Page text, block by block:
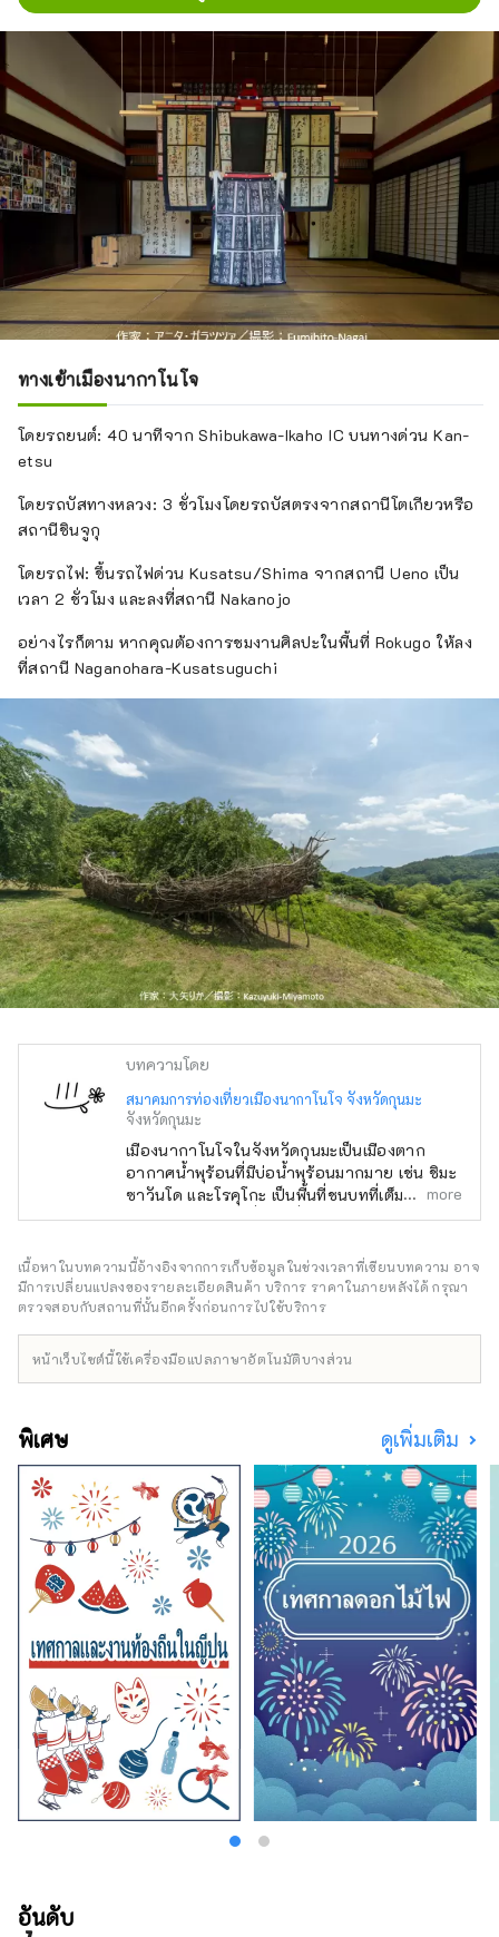
ทางเข้าเมืองนากาโนโจ
โดยรถยนต์: 40 นาทีจาก Shibukawa-Ikaho IC บนทางด่วน Kan-
etsu
โดยรถบัสทางหลวง: 3 ชั่วโมงโดยรถบัสตรงจากสถานีโตเกียวหรือ
สถานีชินจูกุ
โดยรถไฟ: ขึ้นรถไฟด่วน Kusatsu/Shima จากสถานี Ueno เป็น
เวลา 2 ชั่วโมง และลงที่สถานี Nakanojo
อย่างไรก็ตาม หากคุณต้องการชมงานศิลปะในพื้นที่ Rokugo ให้ลง
ที่สถานี Naganohara-Kusatsuguchi
บทความโดย
สมาคมการท่องเที่ยวเมืองนากาโนโจ จังหวัดกุนมะ
จังหวัดกุนมะ
เมืองนากาโนโจในจังหวัดกุนมะเป็นเมืองตาก
อากาศน้ำพุร้อนที่มีบ่อน้ำพุร้อนมากมาย เช่น ชิมะ
ซาวันโด และโรคุโกะ เป็นพื้นที่ชนบทที่เต็มไปด้วย
ธรรมชาติ มีสถานที่ท่องเที่ยวมากมาย เช่น
เกะ ยังคงมีกิจกรรมและวัฒนธรรมโบราณ เช่น
เทศกาลโทริโออิและเทศกาลกิองหลงเหลืออยู่
นอกจากนี้ เมืองนี้ยังจัดงานเทศกาลศิลปะร่วมสมัย
ปี เราจะมาแนะนำเสน่ห์ของเมืองนากาโนโจกัน
more
เนื้อหาในบทความนี้อ้างอิงจากการเก็บข้อมูลในช่วงเวลาที่เขียนบทความ อาจ
มีการเปลี่ยนแปลงของรายละเอียดสินค้า บริการ ราคาในภายหลังได้ กรุณา
ตรวจสอบกับสถานที่นั้นอีกครั้งก่อนการไปใช้บริการ
หน้าเว็บไซต์นี้ใช้เครื่องมือแปลภาษาอัตโนมัติบางส่วน
พิเศษ ดูเพิ่มเติม
อันดับ